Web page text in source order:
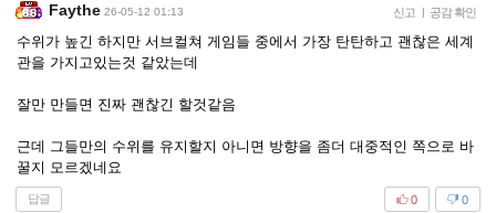
Faythe 26-05-12 01:13 신고 공감 확인
수위가 높긴 하지만 서브컬쳐 게임들 중에서 가장 탄탄하고 괜찮은 세계
관을 가지고있는것 같았는데
잘만 만들면 진짜 괜찮긴 할것같음
근데 그들만의 수위를 유지할지 아니면 방향을 좀더 대중적인 쪽으로 바
꿀지 모르겠네요
답글 0
0